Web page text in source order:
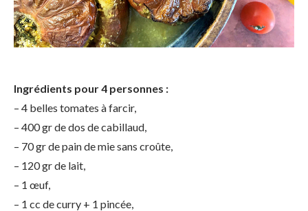
Ingrédients pour 4 personnes :
– 4 belles tomates à farcir,
– 400 gr de dos de cabillaud,
– 70 gr de pain de mie sans croûte,
– 120 gr de lait,
– 1 œuf,
– 1 cc de curry + 1 pincée,